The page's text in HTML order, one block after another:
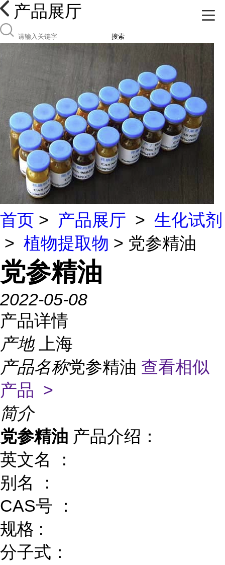
产品展厅
搜索
首页 > 产品展厅 > 生化试剂
> 植物提取物 > 党参精油
党参精油
2022-05-08
产品详情
产地
上海
产品名称党参精油 查看相似
产品 >
简介
党参精油 产品介绍：
英文名 ：
别名 ：
CAS号 ：
规格 :
分子式：